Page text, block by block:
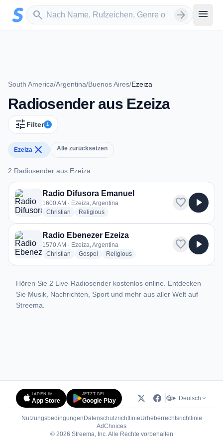
Zum Hauptinhalt springen
search
Sender suchen arrow_forward menu
South America/Argentina/Buenos Aires/Ezeiza
Radiosender aus Ezeiza
tune Filter 1
Ezeiza close Alle zurücksetzen
2 Radiosender aus Ezeiza
2 Radiosender aus Ezeiza
Radio Difusora Emanuel
1600 AM · Ezeiza, Argentina
Christian radio stations
Religiousradio stations
favorite play_arrow
Radio Ebenezer Ezeiza
1570 AM · Ezeiza, Argentina
Christian radio stations
Gospel radio stations
Religiousradio stations
favorite play_arrow
Hören Sie 2 Live-Radiosender kostenlos online. Entdecken
Sie Musik, Nachrichten, Sport und mehr aus aller Welt auf
Streema.
LADEN IM
App Store
JETZT BEI
Google Play Deutsch
Nutzungsbedingungen DatenschutzrichtlinieUrheberrechtsrichtlinie
AdChoices(öffnet in neuem Tab)
© 2026 Streema, Inc. Alle Rechte vorbehalten